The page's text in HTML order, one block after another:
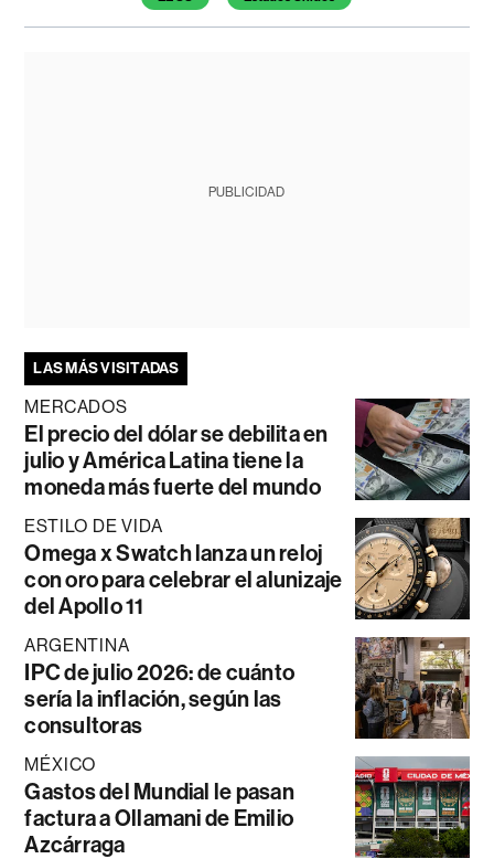
PUBLICIDAD
LAS MÁS VISITADAS
MERCADOS
El precio del dólar se debilita en
julio y América Latina tiene la
moneda más fuerte del mundo
ESTILO DE VIDA
Omega x Swatch lanza un reloj
con oro para celebrar el alunizaje
del Apollo 11
ARGENTINA
IPC de julio 2026: de cuánto
sería la inflación, según las
consultoras
MÉXICO
Gastos del Mundial le pasan
factura a Ollamani de Emilio
Azcárraga